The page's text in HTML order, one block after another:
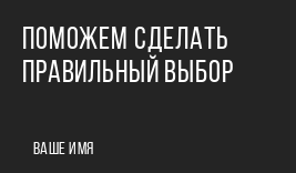
ПОМОЖЕМ СДЕЛАТЬ
ПРАВИЛЬНЫЙ ВЫБОР
ВАШЕ ИМЯ